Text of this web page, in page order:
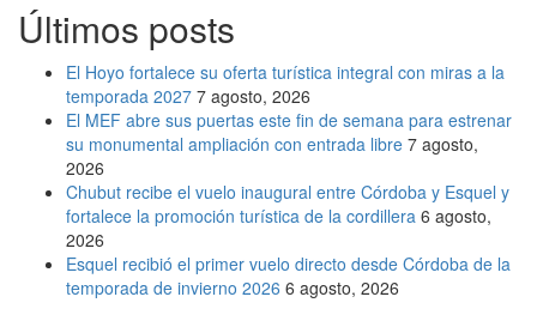
Últimos posts
El Hoyo fortalece su oferta turística integral con miras a la
temporada 2027 7 agosto, 2026
El MEF abre sus puertas este fin de semana para estrenar
su monumental ampliación con entrada libre 7 agosto,
2026
Chubut recibe el vuelo inaugural entre Córdoba y Esquel y
fortalece la promoción turística de la cordillera 6 agosto,
2026
Esquel recibió el primer vuelo directo desde Córdoba de la
temporada de invierno 2026 6 agosto, 2026